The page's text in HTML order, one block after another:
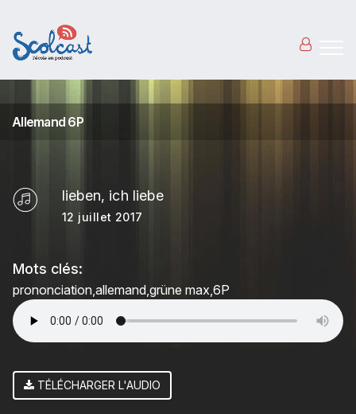
Allemand 6P
lieben, ich liebe
12 juillet 2017
Mots clés:
prononciation allemand grüne max 6P
TÉLÉCHARGER L'AUDIO